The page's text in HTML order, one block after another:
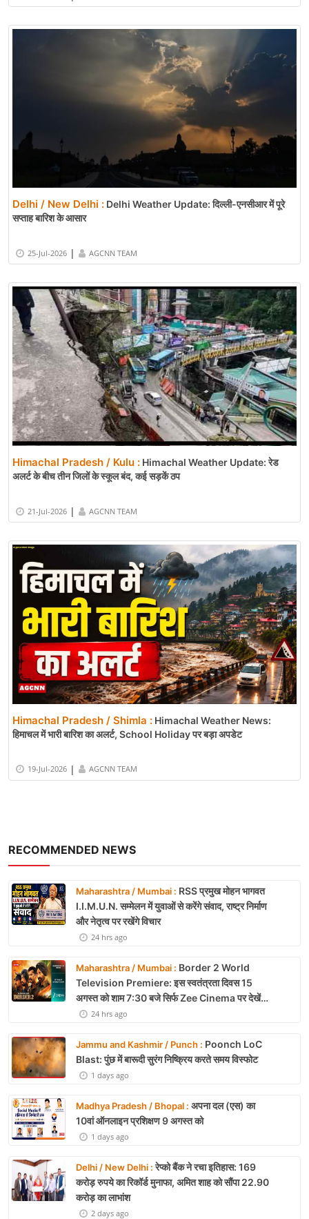
RECOMMENDED NEWS
Maharashtra / Mumbai : RSS प्रमुख मोहन भागवत
I.I.M.U.N. सम्मेलन में युवाओं से करेंगे संवाद, राष्ट्र निर्माण
और नेतृत्व पर रखेंगे विचार
24 hrs ago
Maharashtra / Mumbai : Border 2 World
Television Premiere: इस स्वतंत्रता दिवस 15
अगस्त को शाम 7:30 बजे सिर्फ Zee Cinema पर देखें
बॉर्डर 224 hrs ago
Jammu and Kashmir / Punch : Poonch LoC
Blast: पुंछ में बारूदी सुरंग निष्क्रिय करते समय विस्फोट
1 days ago
Madhya Pradesh / Bhopal : अपना दल (एस) का
10वां ऑनलाइन प्रशिक्षण 9 अगस्त को
1 days ago
Delhi / New Delhi :रेप्को बैंक ने रचा इतिहास: 169
करोड़ रुपये का रिकॉर्ड मुनाफा, अमित शाह को सौंपा 22.90
करोड़ का लाभांश
2 days ago
Delhi / New Delhi : Delhi Weather Update: दिल्ली-एनसीआर में पूरे
सप्ताह बारिश के आसार
25-Jul-2026 | AGCNN TEAM
Himachal Pradesh / Kulu : Himachal Weather Update: रेड
अलर्ट के बीच तीन जिलों के स्कूल बंद, कई सड़कें ठप
21-Jul-2026 | AGCNN TEAM
Himachal Pradesh / Shimla : Himachal Weather News:
हिमाचल में भारी बारिश का अलर्ट, School Holiday पर बड़ा अपडेट
19-Jul-2026 | AGCNN TEAM